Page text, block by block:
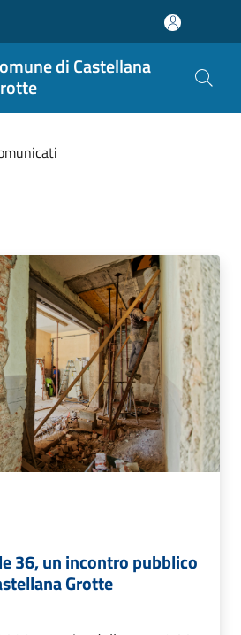
di Castellana
36, un incontro pubblico
Grotte